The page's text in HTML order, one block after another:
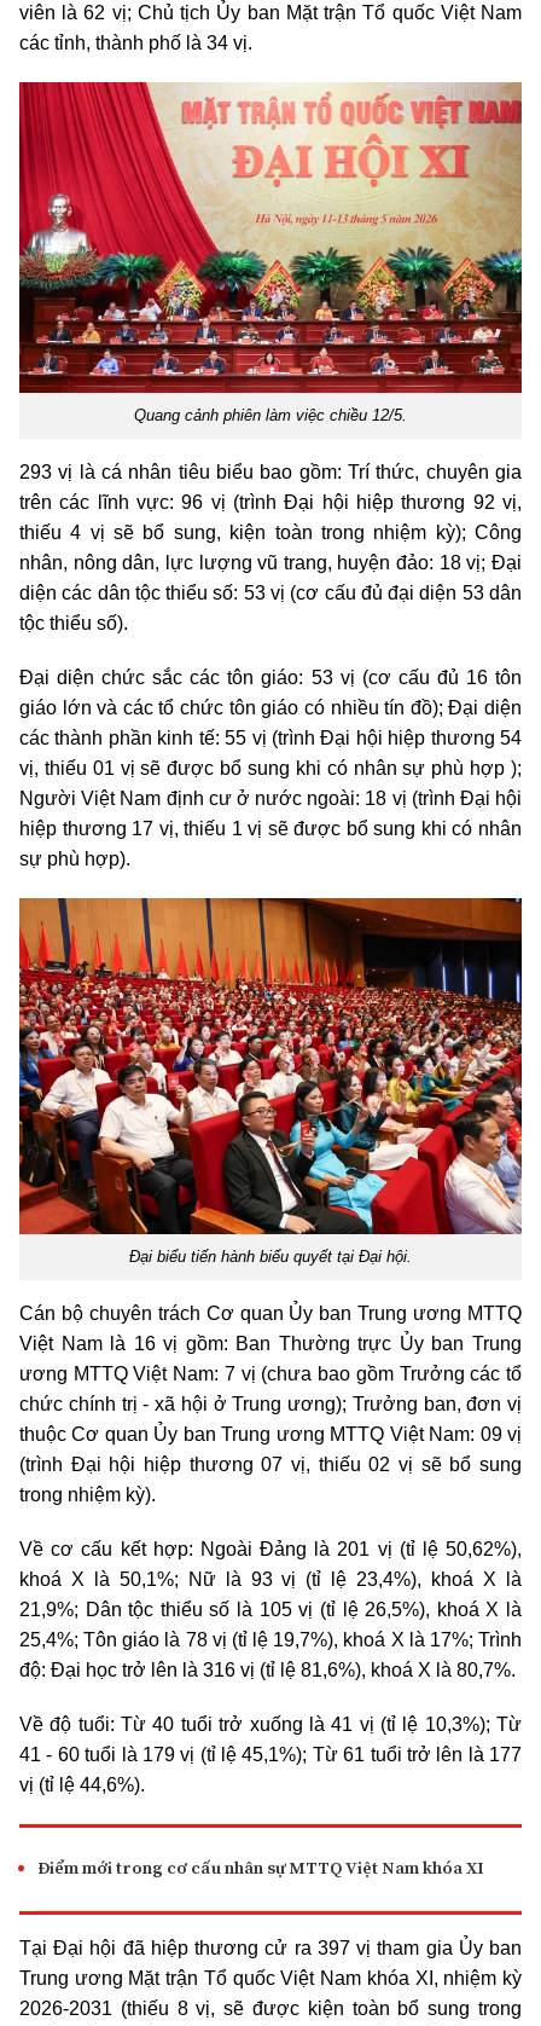
viên là 62 vị; Chủ tịch Ủy ban Mặt trận Tổ quốc Việt Nam
các tỉnh, thành phố là 34 vị.
Quang cảnh phiên làm việc chiều 12/5.
293 vị là cá nhân tiêu biểu bao gồm: Trí thức, chuyên gia
trên các lĩnh vực: 96 vị (trình Đại hội hiệp thương 92 vị,
thiếu 4 vị sẽ bổ sung, kiện toàn trong nhiệm kỳ); Công
nhân, nông dân, lực lượng vũ trang, huyện đảo: 18 vị; Đại
diện các dân tộc thiểu số: 53 vị (cơ cấu đủ đại diện 53 dân
tộc thiểu số).
Đại diện chức sắc các tôn giáo: 53 vị (cơ cấu đủ 16 tôn
giáo lớn và các tổ chức tôn giáo có nhiều tín đồ); Đại diện
các thành phần kinh tế: 55 vị (trình Đại hội hiệp thương 54
vị, thiếu 01 vị sẽ được bổ sung khi có nhân sự phù hợp );
Người Việt Nam định cư ở nước ngoài: 18 vị (trình Đại hội
hiệp thương 17 vị, thiếu 1 vị sẽ được bổ sung khi có nhân
sự phù hợp).
Đại biểu tiến hành biểu quyết tại Đại hội.
Cán bộ chuyên trách Cơ quan Ủy ban Trung ương MTTQ
Việt Nam là 16 vị gồm: Ban Thường trực Ủy ban Trung
ương MTTQ Việt Nam: 7 vị (chưa bao gồm Trưởng các tổ
chức chính trị - xã hội ở Trung ương); Trưởng ban, đơn vị
thuộc Cơ quan Ủy ban Trung ương MTTQ Việt Nam: 09 vị
(trình Đại hội hiệp thương 07 vị, thiếu 02 vị sẽ bổ sung
trong nhiệm kỳ).
Về cơ cấu kết hợp: Ngoài Đảng là 201 vị (tỉ lệ 50,62%),
khoá X là 50,1%; Nữ là 93 vị (tỉ lệ 23,4%), khoá X là
21,9%; Dân tộc thiểu số là 105 vị (tỉ lệ 26,5%), khoá X là
25,4%; Tôn giáo là 78 vị (tỉ lệ 19,7%), khoá X là 17%; Trình
độ: Đại học trở lên là 316 vị (tỉ lệ 81,6%), khoá X là 80,7%.
Về độ tuổi: Từ 40 tuổi trở xuống là 41 vị (tỉ lệ 10,3%); Từ
41 - 60 tuổi là 179 vị (tỉ lệ 45,1%); Từ 61 tuổi trở lên là 177
vị (tỉ lệ 44,6%).
Điểm mới trong cơ cấu nhân sự MTTQ Việt Nam khóa XI
Tại Đại hội đã hiệp thương cử ra 397 vị tham gia Ủy ban
Trung ương Mặt trận Tổ quốc Việt Nam khóa XI, nhiệm kỳ
2026-2031 (thiếu 8 vị, sẽ được kiện toàn bổ sung trong